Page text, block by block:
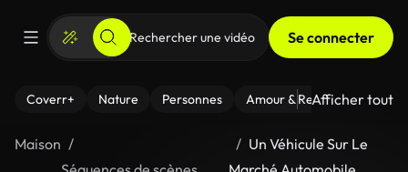
Se connecter
Coverr+ Nature Personnes Amour & Relations Le
Afficher tout
Maison
Un Véhicule Sur Le